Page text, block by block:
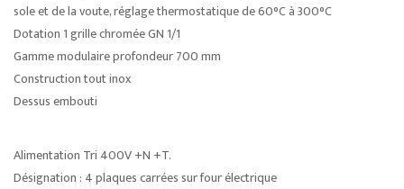
sole et de la voute, réglage thermostatique de 60°C à 300°C
Dotation 1 grille chromée GN 1/1
Gamme modulaire profondeur 700 mm
Construction tout inox
Dessus embouti
Alimentation Tri 400V +N +T.
Désignation : 4 plaques carrées sur four électrique